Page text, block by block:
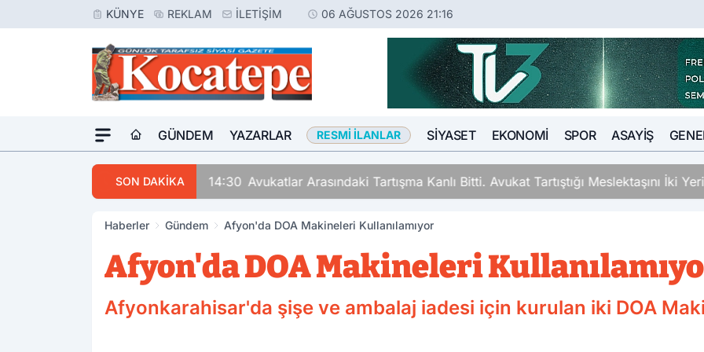
KÜNYE REKLAM İLETIŞIM 06 AĞUSTOS 2026 21:16
GÜNDEM YAZARLAR RESMI İLANLAR SIYASET EKONOMI SPOR ASAYIŞ
SON DAKİKA 14:30 Avukatlar Arasındaki Tartışma Kanlı Bitti. Avukat Tartıştığı Meslektaşını İki
Haberler Gündem Afyon'da DOA Makineleri Kullanılamıyor
Afyon'da DOA Makineleri
Afyonkarahisar'da şişe ve ambalaj iadesi için kurulan iki DOA